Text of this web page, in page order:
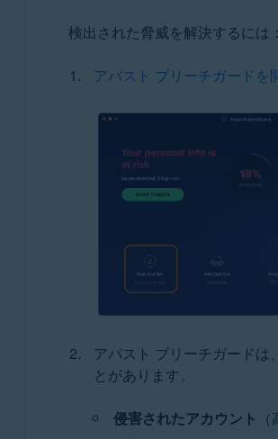
検出された脅威を解決するには：
アバスト ブリーチガードを
アバスト ブリーチガード
とがあります。
侵害されたアカウント